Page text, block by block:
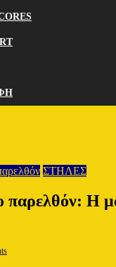
ΣΤΗΛΕΣ
παρελθόν: Η